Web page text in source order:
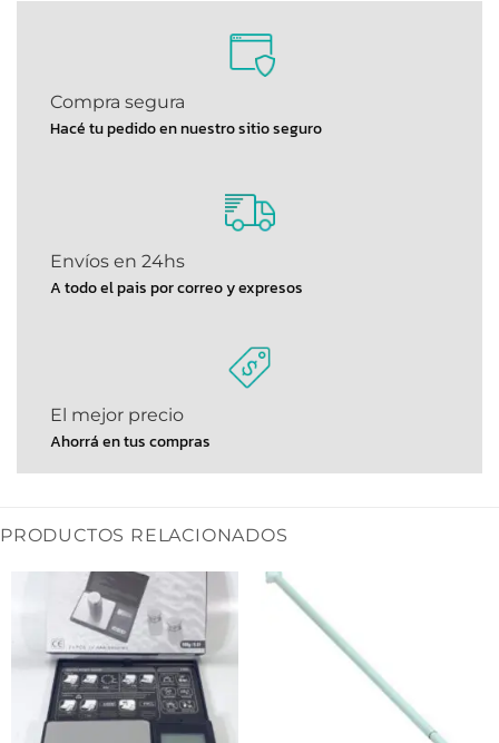
Compra segura
Hacé tu pedido en nuestro sitio seguro
Envíos en 24hs
A todo el pais por correo y expresos
El mejor precio
Ahorrá en tus compras
PRODUCTOS RELACIONADOS